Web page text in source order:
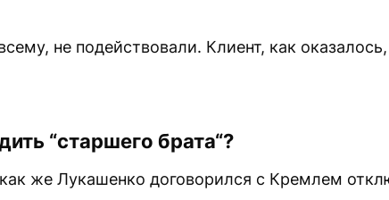
не подействовали. Клиент, как
“старшего брата“?
же Лукашенко договорился с Кремлем